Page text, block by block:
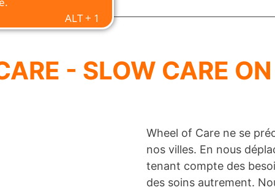
- SLOW CARE
Wheel of Care ne se
nos villes. En nous
tenant compte des
des soins autrement.